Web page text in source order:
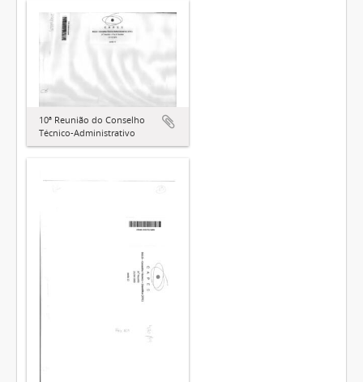
10ª Reunião do Conselho
Técnico-Administrativo